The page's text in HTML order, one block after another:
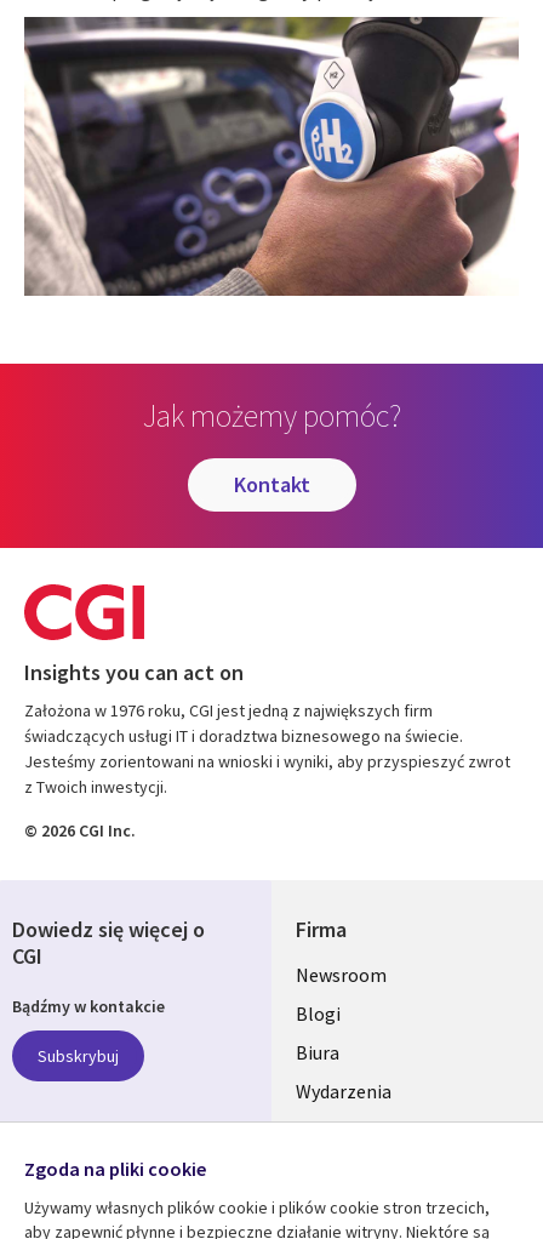
Jak możemy pomóc?
kontakt
Insights you can act on
Założona w 1976 roku, CGI jest jedną z największych firm
świadczących usługi IT i doradztwa biznesowego na świecie.
Jesteśmy zorientowani na wnioski i wyniki, aby przyspieszyć zwrot
z Twoich inwestycji.
© 2026 CGI Inc.
Firma
Useful
links
SECTIONS
POLSKA
Newsroom
Blogi
Biura
Wydarzenia
Dowiedz się więcej o
CGI
Bądźmy w kontakcie
Subskrybuj
Social
Media
Zgoda na pliki cookie
Używamy własnych plików cookie i plików cookie stron trzecich,
aby zapewnić płynne i bezpieczne działanie witryny. Niektóre są